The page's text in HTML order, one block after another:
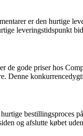
er den hurtige
leveringstidspunkt
de gode priser hos
Denne
bestillingsproces
og afslutte købet